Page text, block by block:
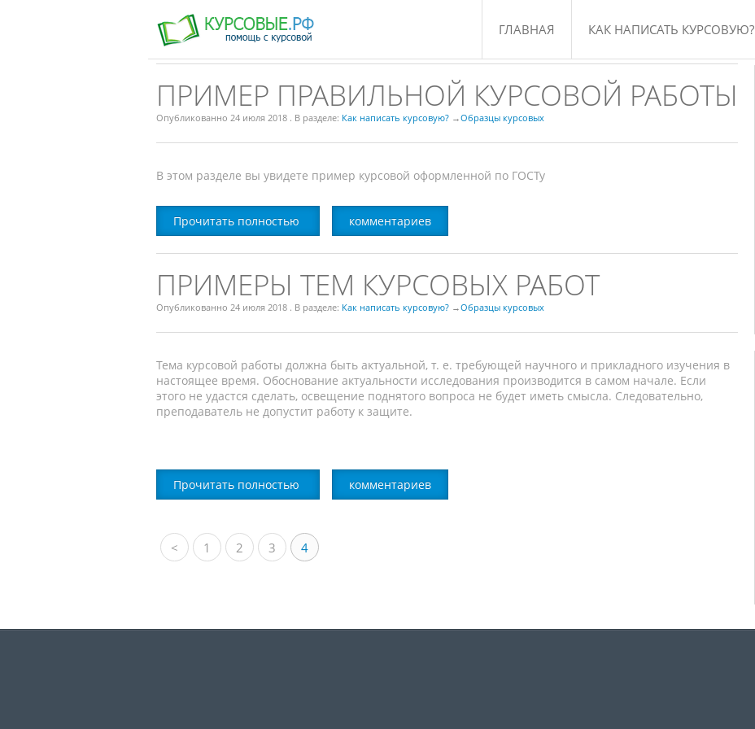
ГЛАВНАЯ КАК НАПИСАТЬ КУРСОВУЮ?
Как написать курсовую? →Образцы курсовых
ПРИМЕР ПРАВИЛЬНОЙ КУРСОВОЙ РАБОТЫ
Опубликованно 24 июля 2018 . В разделе: Как написать курсовую? →Образцы курсовых
В этом разделе вы увидете пример курсовой оформленной по ГОСТу
Прочитать полностью комментариев
ПРИМЕРЫ ТЕМ КУРСОВЫХ РАБОТ
Опубликованно 24 июля 2018 . В разделе: Как написать курсовую? →Образцы курсовых
Тема курсовой работы должна быть актуальной, т. е. требующей научного и прикладного изучения в
настоящее время. Обоснование актуальности исследования производится в самом начале. Если
этого не удастся сделать, освещение поднятого вопроса не будет иметь смысла. Следовательно,
преподаватель не допустит работу к защите.
Прочитать полностью комментариев
< 1 2 3 4